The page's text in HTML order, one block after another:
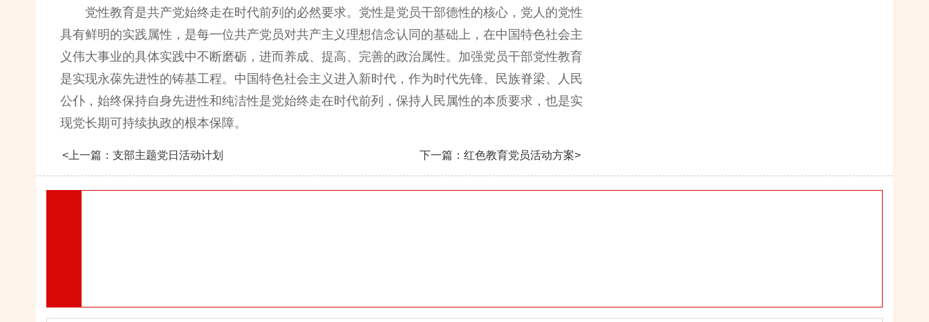
党性教育是共产党始终走在时代前列的必然要求。党性是党员干部德性的核心，党人的党性
具有鲜明的实践属性，是每一位共产党员对共产主义理想信念认同的基础上，在中国特色社会主
义伟大事业的具体实践中不断磨砺，进而养成、提高、完善的政治属性。加强党员干部党性教育
是实现永葆先进性的铸基工程。中国特色社会主义进入新时代，作为时代先锋、民族脊梁、人民
公仆，始终保持自身先进性和纯洁性是党始终走在时代前列，保持人民属性的本质要求，也是实
现党长期可持续执政的根本保障。
<上一篇：支部主题党日活动计划 下一篇：红色教育党员活动方案>